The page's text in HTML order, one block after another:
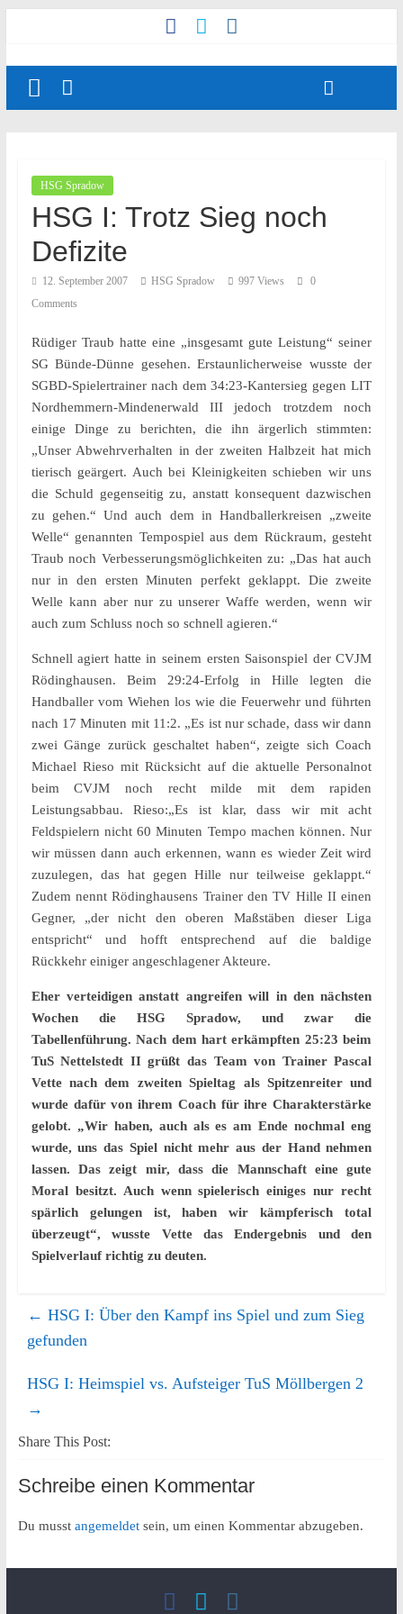
HSG Spradow
HSG I: Trotz Sieg noch
Defizite
12. September 2007 HSG Spradow 997 Views
0
Comments
Rüdiger Traub hatte eine „insgesamt gute Leistung“ seiner
SG Bünde-Dünne gesehen. Erstaunlicherweise wusste der
SGBD-Spielertrainer nach dem 34:23-Kantersieg gegen LIT
Nordhemmern-Mindenerwald III jedoch trotzdem noch
einige Dinge zu berichten, die ihn ärgerlich stimmten:
„Unser Abwehrverhalten in der zweiten Halbzeit hat mich
tierisch geärgert. Auch bei Kleinigkeiten schieben wir uns
die Schuld gegenseitig zu, anstatt konsequent dazwischen
zu gehen.“ Und auch dem in Handballerkreisen „zweite
Welle“ genannten Tempospiel aus dem Rückraum, gesteht
Traub noch Verbesserungsmöglichkeiten zu: „Das hat auch
nur in den ersten Minuten perfekt geklappt. Die zweite
Welle kann aber nur zu unserer Waffe werden, wenn wir
auch zum Schluss noch so schnell agieren.“
Schnell agiert hatte in seinem ersten Saisonspiel der CVJM
Rödinghausen. Beim 29:24-Erfolg in Hille legten die
Handballer vom Wiehen los wie die Feuerwehr und führten
nach 17 Minuten mit 11:2. „Es ist nur schade, dass wir dann
zwei Gänge zurück geschaltet haben“, zeigte sich Coach
Michael Rieso mit Rücksicht auf die aktuelle Personalnot
beim CVJM noch recht milde mit dem rapiden
Leistungsabbau. Rieso:„Es ist klar, dass wir mit acht
Feldspielern nicht 60 Minuten Tempo machen können. Nur
wir müssen dann auch erkennen, wann es wieder Zeit wird
zuzulegen, das hat gegen Hille nur teilweise geklappt.“
Zudem nennt Rödinghausens Trainer den TV Hille II einen
Gegner, „der nicht den oberen Maßstäben dieser Liga
entspricht“ und hofft entsprechend auf die baldige
Rückkehr einiger angeschlagener Akteure.
Eher verteidigen anstatt angreifen will in den nächsten
Wochen die HSG Spradow, und zwar die
Tabellenführung. Nach dem hart erkämpften 25:23 beim
TuS Nettelstedt II grüßt das Team von Trainer Pascal
Vette nach dem zweiten Spieltag als Spitzenreiter und
wurde dafür von ihrem Coach für ihre Charakterstärke
gelobt. „Wir haben, auch als es am Ende nochmal eng
wurde, uns das Spiel nicht mehr aus der Hand nehmen
lassen. Das zeigt mir, dass die Mannschaft eine gute
Moral besitzt. Auch wenn spielerisch einiges nur recht
spärlich gelungen ist, haben wir kämpferisch total
überzeugt“, wusste Vette das Endergebnis und den
Spielverlauf richtig zu deuten.
← HSG I: Über den Kampf ins Spiel und zum Sieg
gefunden
HSG I: Heimspiel vs. Aufsteiger TuS Möllbergen 2
→
Share This Post:
Schreibe einen Kommentar
Du musst angemeldetsein, um einen Kommentar abzugeben.